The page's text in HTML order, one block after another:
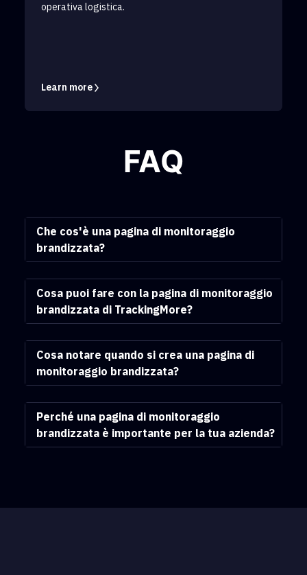
operativa logistica.
Learn more
FAQ
Che cos'è una pagina di monitoraggio
brandizzata?
Cosa puoi fare con la pagina di monitoraggio
brandizzata di TrackingMore?
Cosa notare quando si crea una pagina di
monitoraggio brandizzata?
Perché una pagina di monitoraggio
brandizzata è importante per la tua azienda?